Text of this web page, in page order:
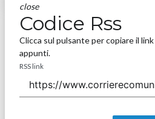
close
Codice Rss
Clicca sul pulsante per copiare il link
appunti.
RSS link